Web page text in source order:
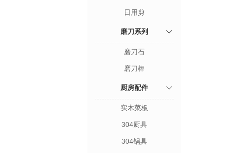
日用剪
磨刀系列
磨刀石
磨刀棒
厨房配件
实木菜板
304厨具
304锅具